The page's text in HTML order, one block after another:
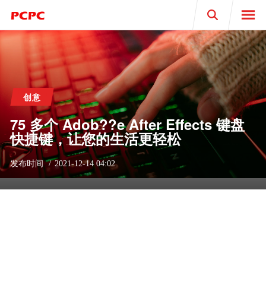
Search
创意
75 多个 Adob??e After Effects 键盘
快捷键，让您的生活更轻松
发布时间 2021-12-14 04:02